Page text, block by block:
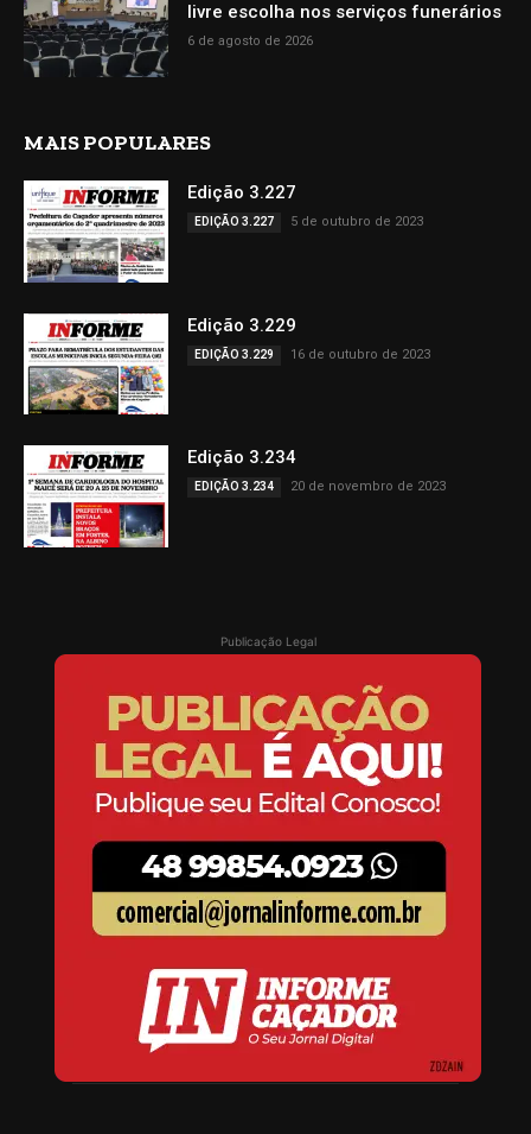
livre escolha nos serviços funerários
6 de agosto de 2026
MAIS POPULARES
Edição 3.227
EDIÇÃO 3.227 5 de outubro de 2023
Edição 3.229
EDIÇÃO 3.229 16 de outubro de 2023
Edição 3.234
EDIÇÃO 3.234 20 de novembro de 2023
Publicação Legal